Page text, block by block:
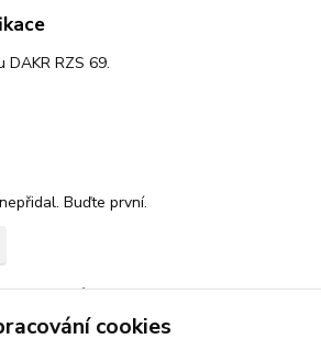
DAKR RZS 69.
Buďte první.
cookies